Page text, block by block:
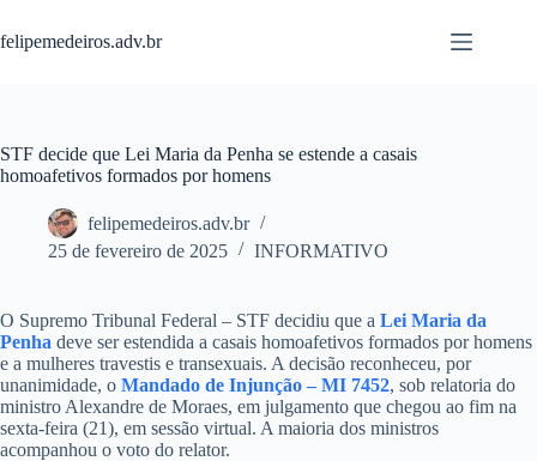
para
o
felipemedeiros.adv.br
STF decide que Lei Maria da Penha se estende a casais
homoafetivos formados por homens
felipemedeiros.adv.br
25 de fevereiro de 2025
INFORMATIVO
O Supremo Tribunal Federal – STF decidiu que a Lei Maria da
Penha deve ser estendida a casais homoafetivos formados por homens
e a mulheres travestis e transexuais. A decisão reconheceu, por
unanimidade, o Mandado de Injunção – MI 7452, sob relatoria do
ministro Alexandre de Moraes, em julgamento que chegou ao fim na
sexta-feira (21), em sessão virtual. A maioria dos ministros
acompanhou o voto do relator.